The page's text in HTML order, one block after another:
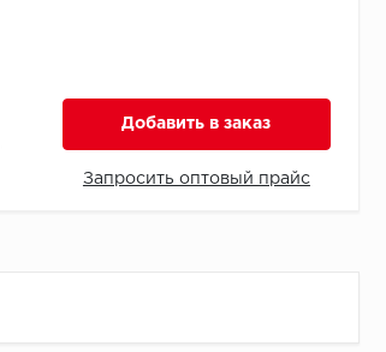
Добавить в заказ
Запросить оптовый прайс